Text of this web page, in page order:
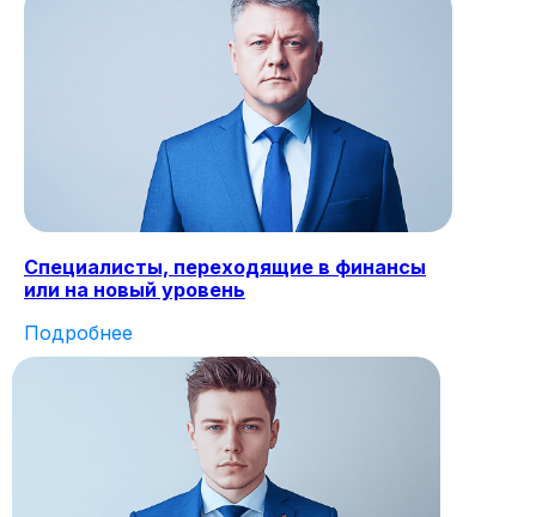
Специалисты, переходящие в финансы
или на новый уровень
Подробнее